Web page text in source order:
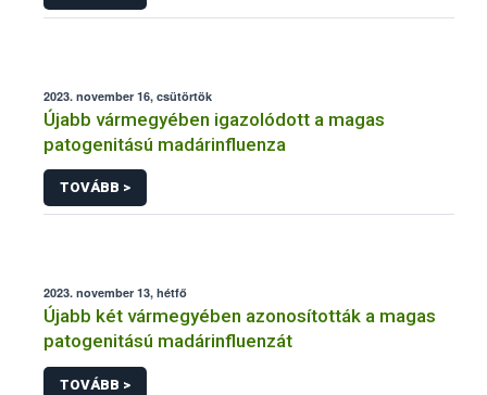
2023. november 16, csütörtök
Újabb vármegyében igazolódott a magas
patogenitású madárinfluenza
TOVÁBB >
2023. november 13, hétfő
Újabb két vármegyében azonosították a magas
patogenitású madárinfluenzát
TOVÁBB >